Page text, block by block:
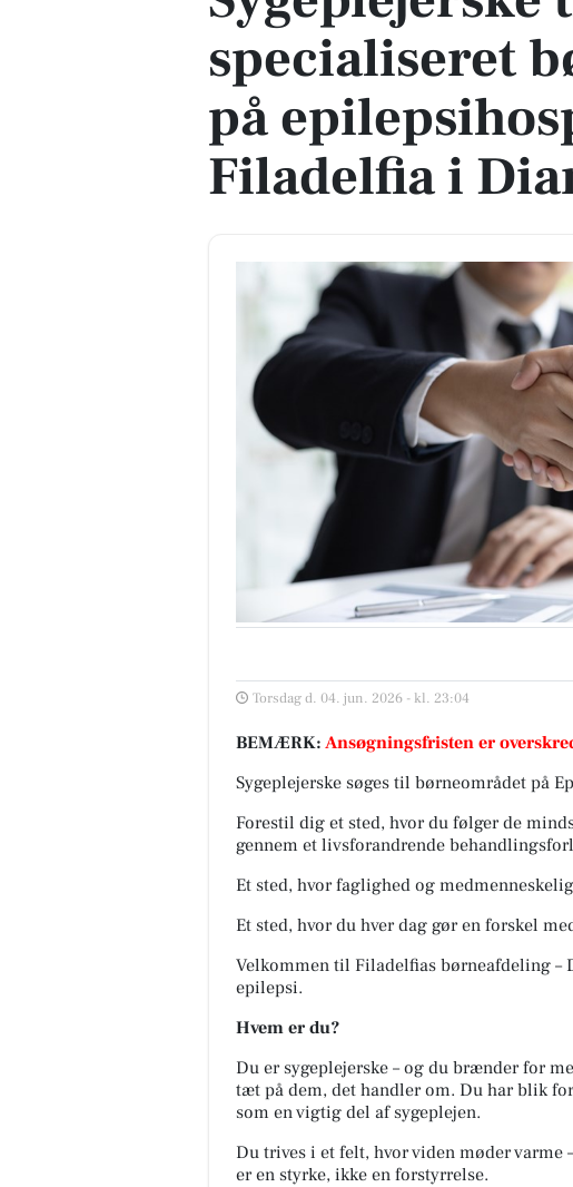
specialiseret
på
Filadelfia i
Torsdag d. 04. jun. 2026 - kl. 23:04
BEMÆRK: Ansøgningsfristen er
Sygeplejerske søges til børneområdet på
Forestil dig et sted, hvor du følger de
gennem et livsforandrende
Et sted, hvor faglighed og
Et sted, hvor du hver dag gør en forskel
Velkommen til Filadelfias børneafdeling –
epilepsi.
Hvem er du?
Du er sygeplejerske – og du brænder for
tæt på dem, det handler om. Du har blik
som en vigtig del af sygeplejen.
Du trives i et felt, hvor viden møder varme
er en styrke, ikke en forstyrrelse.